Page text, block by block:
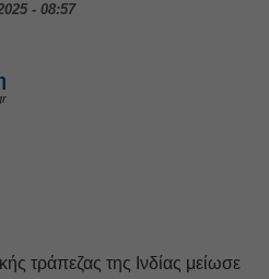
- 08:57
τράπεζας της Ινδίας μείωσε